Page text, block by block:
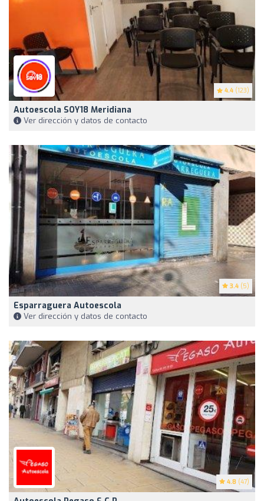
4.4 (123)
Autoescola SOY18 Meridiana
Ver dirección y datos de contacto
3.4 (5)
Esparraguera Autoescola
Ver dirección y datos de contacto
4.8 (47)